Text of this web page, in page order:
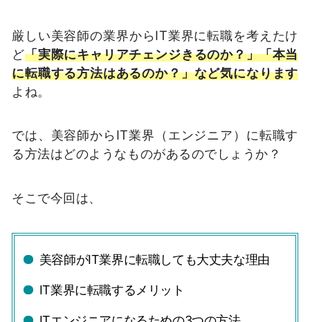
厳しい美容師の業界からIT業界に転職を考えたけ
ど「実際にキャリアチェンジきるのか？」「本当
に転職する方法はあるのか？」など気になります
よね。
では、美容師からIT業界（エンジニア）に転職す
る方法はどのようなものがあるのでしょうか？
そこで今回は、
美容師がIT業界に転職しても大丈夫な理由
IT業界に転職するメリット